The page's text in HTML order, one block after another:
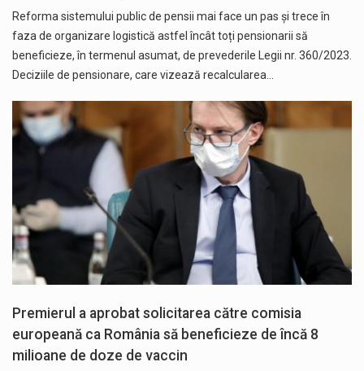
Reforma sistemului public de pensii mai face un pas și trece în
faza de organizare logistică astfel încât toți pensionarii să
beneficieze, în termenul asumat, de prevederile Legii nr. 360/2023.
Deciziile de pensionare, care vizează recalcularea…
Premierul a aprobat solicitarea către comisia
europeană ca România să beneficieze de încă 8
milioane de doze de vaccin